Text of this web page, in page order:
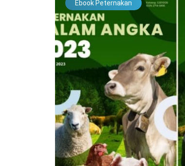
Ebook Peternakan